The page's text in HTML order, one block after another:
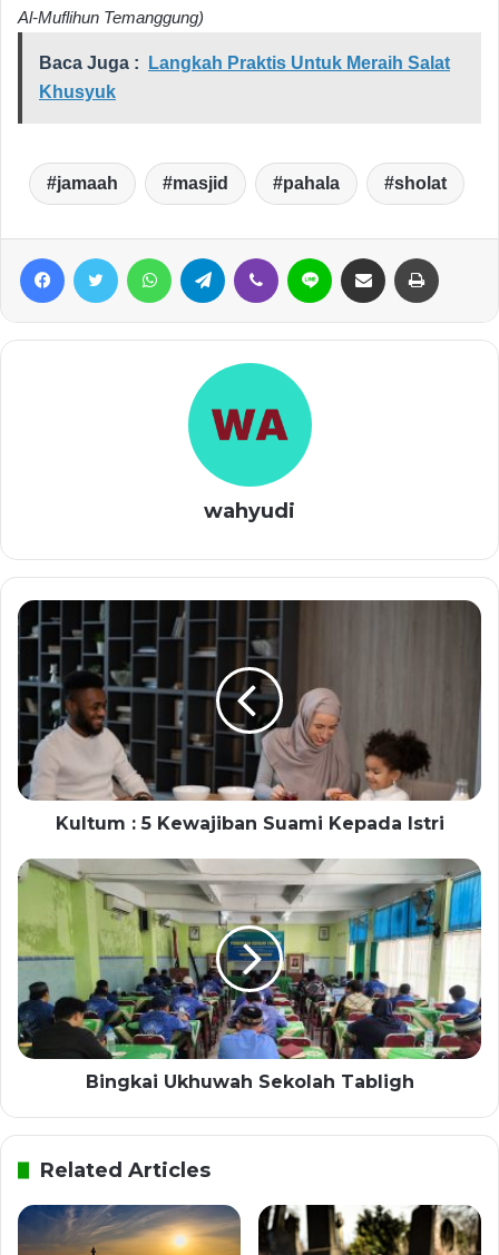
Al-Muflihun Temanggung)
Baca Juga :
Langkah Praktis Untuk Meraih Salat
Khusyuk
jamaah masjid pahala sholat
Facebook Twitter WhatsApp Telegram Viber Line Share via Email
wahyudi
Kultum : 5 Kewajiban Suami Kepada Istri
Bingkai Ukhuwah Sekolah Tabligh
Related Articles